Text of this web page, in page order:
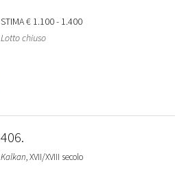
STIMA€ 1.100 - 1.400
Lotto chiuso
406
Kalkan, XVII/XVIII secolo